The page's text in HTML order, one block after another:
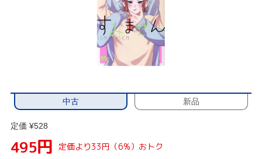
中古 新品
定価 ¥528
495円 定価より33円（6%）おトク